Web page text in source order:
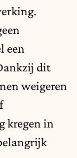
een
dit
weigeren
kregen in